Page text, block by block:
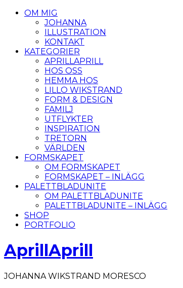
OM MIG
JOHANNA
ILLUSTRATION
KONTAKT
KATEGORIER
APRILLAPRILL
HOS OSS
HEMMA HOS
LILLO WIKSTRAND
FORM & DESIGN
FAMILJ
UTFLYKTER
INSPIRATION
TRETORN
VÄRLDEN
FORMSKAPET
OM FORMSKAPET
FORMSKAPET – INLÄGG
PALETTBLADUNITE
OM PALETTBLADUNITE
PALETTBLADUNITE – INLÄGG
SHOP
PORTFOLIO
AprillAprill
JOHANNA WIKSTRAND MORESCO